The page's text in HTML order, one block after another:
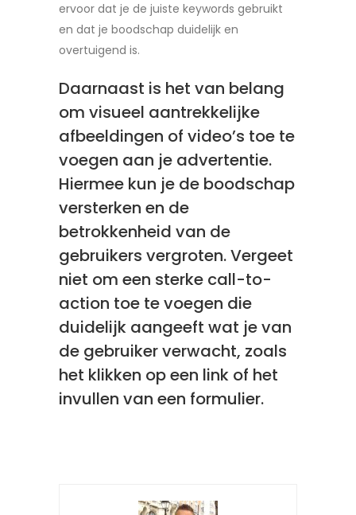
ervoor dat je de juiste keywords gebruikt
en dat je boodschap duidelijk en
overtuigend is.
Daarnaast is het van belang
om visueel aantrekkelijke
afbeeldingen of video’s toe te
voegen aan je advertentie.
Hiermee kun je de boodschap
versterken en de
betrokkenheid van de
gebruikers vergroten. Vergeet
niet om een sterke call-to-
action toe te voegen die
duidelijk aangeeft wat je van
de gebruiker verwacht, zoals
het klikken op een link of het
invullen van een formulier.